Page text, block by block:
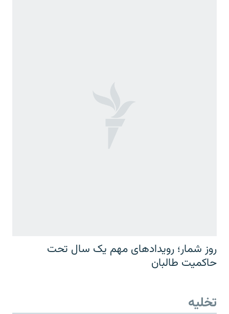
روز شمار؛ رویدادهای مهم یک سال تحت
حاکمیت طالبان
تخلیه